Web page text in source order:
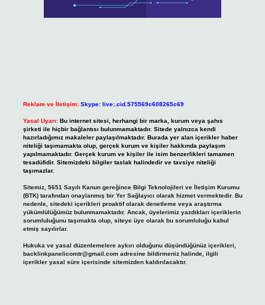
Reklam ve İletişim: Skype: live:.cid.575569c608265c69
Yasal Uyarı: Bu internet sitesi, herhangi bir marka, kurum veya şahıs
şirketi ile hiçbir bağlantısı bulunmamaktadır. Sitede yalnızca kendi
hazırladığımız makaleler paylaşılmaktadır. Burada yer alan içerikler haber
niteliği taşımamakta olup, gerçek kurum ve kişiler hakkında paylaşım
yapılmamaktadır. Gerçek kurum ve kişiler ile isim benzerlikleri tamamen
tesadüfidir. Sitemizdeki bilgiler taslak halindedir ve tavsiye niteliği
taşımazlar.
Sitemiz, 5651 Sayılı Kanun gereğince Bilgi Teknolojileri ve İletişim Kurumu
(BTK) tarafından onaylanmış bir Yer Sağlayıcı olarak hizmet vermektedir. Bu
nedenle, sitedeki içerikleri proaktif olarak denetleme veya araştırma
yükümlülüğümüz bulunmamaktadır. Ancak, üyelerimiz yazdıkları içeriklerin
sorumluluğunu taşımakta olup, siteye üye olarak bu sorumluluğu kabul
etmiş sayılırlar.
Hukuka ve yasal düzenlemelere aykırı olduğunu düşündüğünüz içerikleri,
backlinkpanelicomtr@gmail.comadresine bildirmeniz halinde, ilgili
içerikler yasal süre içerisinde sitemizden kaldırılacaktır.